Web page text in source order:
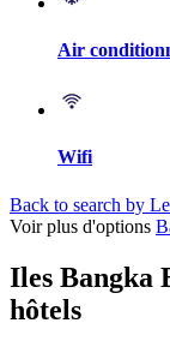
Air
Wifi
Back to search by
Voir plus d'options
Iles Bangka
hôtels